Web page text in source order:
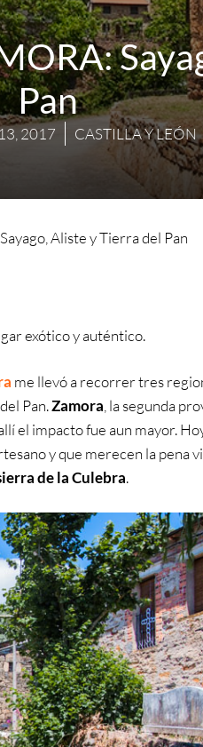
Pan
2017 CASTILLA Y LEÓN
Aliste y Tierra del Pan
exótico y auténtico.
me llevó a recorrer tres
Pan.Zamora , la segunda
el impacto fue aun mayor.
y que merecen la pena
de la Culebra.